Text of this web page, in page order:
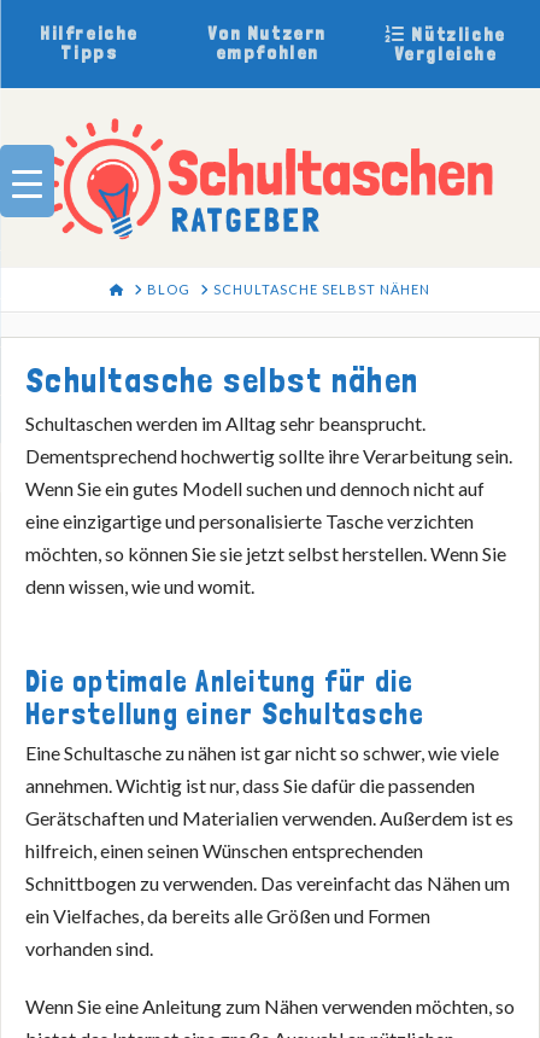
Hilfreiche
Tipps
Von Nutzern
empfohlen
Nützliche
Vergleiche
HOMEBLOG SCHULTASCHE SELBST NÄHEN
Schultasche selbst nähen
Schultaschen werden im Alltag sehr beansprucht.
Dementsprechend hochwertig sollte ihre Verarbeitung sein.
Wenn Sie ein gutes Modell suchen und dennoch nicht auf
eine einzigartige und personalisierte Tasche verzichten
möchten, so können Sie sie jetzt selbst herstellen. Wenn Sie
denn wissen, wie und womit.
Die optimale Anleitung für die
Herstellung einer Schultasche
Eine Schultasche zu nähen ist gar nicht so schwer, wie viele
annehmen. Wichtig ist nur, dass Sie dafür die passenden
Gerätschaften und Materialien verwenden. Außerdem ist es
hilfreich, einen seinen Wünschen entsprechenden
Schnittbogen zu verwenden. Das vereinfacht das Nähen um
ein Vielfaches, da bereits alle Größen und Formen
vorhanden sind.
Wenn Sie eine Anleitung zum Nähen verwenden möchten, so